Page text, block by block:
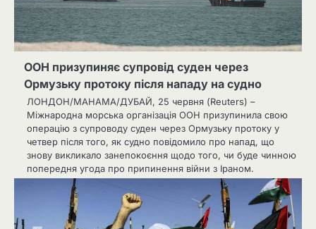
ООН призупиняє супровід суден через
Ормузьку протоку після нападу на судно
ЛОНДОН/МАНАМА/ДУБАЙ, 25 червня (Reuters) –
Міжнародна морська організація ООН призупинила свою
операцію з супроводу суден через Ормузьку протоку у
четвер після того, як судно повідомило про напад, що
знову викликало занепокоєння щодо того, чи буде чинною
попередня угода про припинення війни з Іраном.